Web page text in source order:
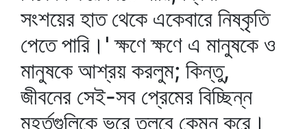
সংশয়ের হাত থেকে একেবারে নিষ্কৃতি
পেতে পারি।' ক্ষণে ক্ষণে এ মানুষকে ও
মানুষকে আশ্রয় করলুম; কিন্তু,
জীবনের সেই-সব প্রেমের বিচ্ছিন্ন
মুহূর্তগুলিকে ভরে তুলবে কেমন করে।